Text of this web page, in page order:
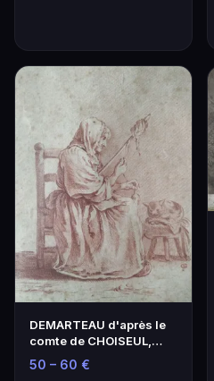
DEMARTEAU d'après le
comte de CHOISEUL,
seconde moitié du XV…
50 – 60 €